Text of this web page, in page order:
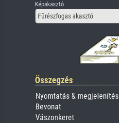
Képakasztó
Fűrészfogas akasztó
Összegzés
Nyomtatás & megjelenítés
Bevonat
Vászonkeret